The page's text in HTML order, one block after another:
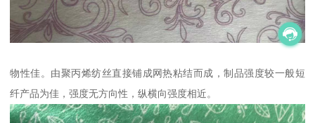
物性佳。由聚丙烯纺丝直接铺成网热粘结而成，制品强度较一般短
纤产品为佳，强度无方向性，纵横向强度相近。